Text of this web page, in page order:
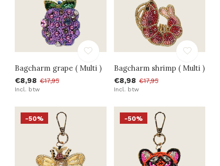
Bagcharm grape ( Multi )
€8,98 €17,95
Incl. btw
Bagcharm shrimp ( Multi )
€8,98 €17,95
Incl. btw
-50% -50%